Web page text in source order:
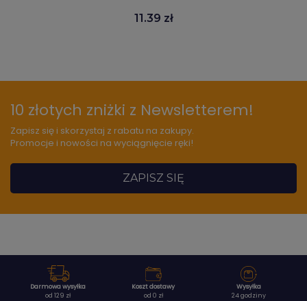
11.39 zł
10 złotych zniżki z Newsletterem!
Zapisz się i skorzystaj z rabatu na zakupy.
Promocje i nowości na wyciągnięcie ręki!
ZAPISZ SIĘ
Darmowa wysyłka
od 129 zł
Koszt dostawy
od 0 zł
Wysyłka
24 godziny